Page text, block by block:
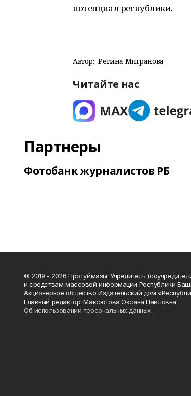
потенциал республики.
Автор: Регина Мигранова
Читайте нас
Партнеры
Фотобанк журналистов РБ
© 2019 - 2026 ПроТуймазы. Учредитель
и средствам массовой информации Республики
Акционерное общество Издательский дом
Главный редактор: Максютова Оксана Павловна
Об использовании персональных данных